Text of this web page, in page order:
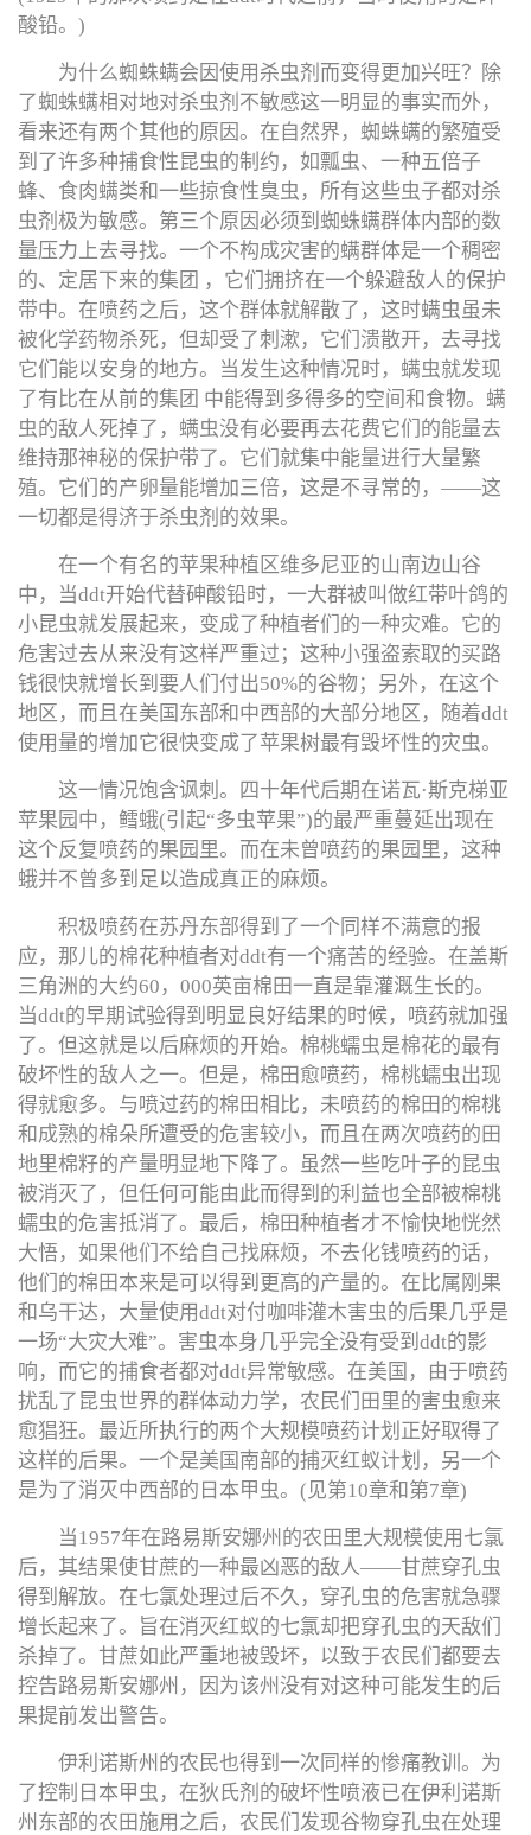
酸铅。)
为什么蜘蛛螨会因使用杀虫剂而变得更加兴旺？除
了蜘蛛螨相对地对杀虫剂不敏感这一明显的事实而外，
看来还有两个其他的原因。在自然界，蜘蛛螨的繁殖受
到了许多种捕食性昆虫的制约，如瓢虫、一种五倍子
蜂、食肉螨类和一些掠食性臭虫，所有这些虫子都对杀
虫剂极为敏感。第三个原因必须到蜘蛛螨群体内部的数
量压力上去寻找。一个不构成灾害的螨群体是一个稠密
的、定居下来的集团 ，它们拥挤在一个躲避敌人的保护
带中。在喷药之后，这个群体就解散了，这时螨虫虽未
被化学药物杀死，但却受了刺漱，它们溃散开，去寻找
它们能以安身的地方。当发生这种情况时，螨虫就发现
了有比在从前的集团 中能得到多得多的空间和食物。螨
虫的敌人死掉了，螨虫没有必要再去花费它们的能量去
维持那神秘的保护带了。它们就集中能量进行大量繁
殖。它们的产卵量能增加三倍，这是不寻常的，——这
一切都是得济于杀虫剂的效果。
在一个有名的苹果种植区维多尼亚的山南边山谷
中，当ddt开始代替砷酸铅时，一大群被叫做红带叶鸽的
小昆虫就发展起来，变成了种植者们的一种灾难。它的
危害过去从来没有这样严重过；这种小强盗索取的买路
钱很快就增长到要人们付出50%的谷物；另外，在这个
地区，而且在美国东部和中西部的大部分地区，随着ddt
使用量的增加它很快变成了苹果树最有毁坏性的灾虫。
这一情况饱含讽刺。四十年代后期在诺瓦·斯克梯亚
苹果园中，鳕蛾(引起“多虫苹果”)的最严重蔓延出现在
这个反复喷药的果园里。而在未曾喷药的果园里，这种
蛾并不曾多到足以造成真正的麻烦。
积极喷药在苏丹东部得到了一个同样不满意的报
应，那儿的棉花种植者对ddt有一个痛苦的经验。在盖斯
三角洲的大约60，000英亩棉田一直是靠灌溉生长的。
当ddt的早期试验得到明显良好结果的时候，喷药就加强
了。但这就是以后麻烦的开始。棉桃蠕虫是棉花的最有
破坏性的敌人之一。但是，棉田愈喷药，棉桃蠕虫出现
得就愈多。与喷过药的棉田相比，未喷药的棉田的棉桃
和成熟的棉朵所遭受的危害较小，而且在两次喷药的田
地里棉籽的产量明显地下降了。虽然一些吃叶子的昆虫
被消灭了，但任何可能由此而得到的利益也全部被棉桃
蠕虫的危害抵消了。最后，棉田种植者才不愉快地恍然
大悟，如果他们不给自己找麻烦，不去化钱喷药的话，
他们的棉田本来是可以得到更高的产量的。在比属刚果
和乌干达，大量使用ddt对付咖啡灌木害虫的后果几乎是
一场“大灾大难”。害虫本身几乎完全没有受到ddt的影
响，而它的捕食者都对ddt异常敏感。在美国，由于喷药
扰乱了昆虫世界的群体动力学，农民们田里的害虫愈来
愈猖狂。最近所执行的两个大规模喷药计划正好取得了
这样的后果。一个是美国南部的捕灭红蚁计划，另一个
是为了消灭中西部的日本甲虫。(见第10章和第7章)
当1957年在路易斯安娜州的农田里大规模使用七氯
后，其结果使甘蔗的一种最凶恶的敌人——甘蔗穿孔虫
得到解放。在七氯处理过后不久，穿孔虫的危害就急骤
增长起来了。旨在消灭红蚁的七氯却把穿孔虫的天敌们
杀掉了。甘蔗如此严重地被毁坏，以致于农民们都要去
控告路易斯安娜州，因为该州没有对这种可能发生的后
果提前发出警告。
伊利诺斯州的农民也得到一次同样的惨痛教训。为
了控制日本甲虫，在狄氏剂的破坏性喷液已在伊利诺斯
州东部的农田施用之后，农民们发现谷物穿孔虫在处理